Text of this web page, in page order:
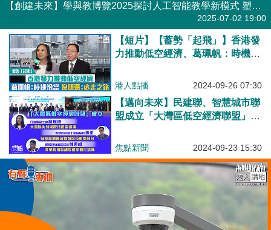
【創建未來】學與教博覽2025探討人工智能教學新模式 塑造未來教育新趨勢
2025-07-02 19:00
【短片】【蓄勢「起飛」】香港發
力推動低空經濟、葛珮帆：時機恰
港人點播 2024-09-26 07:30
【邁向未來】民建聯、智慧城市聯
盟成立「大灣區低空經濟聯盟」葛
孫東：低空經濟漸成智慧城市重要
焦點新聞 2024-09-23 15:30